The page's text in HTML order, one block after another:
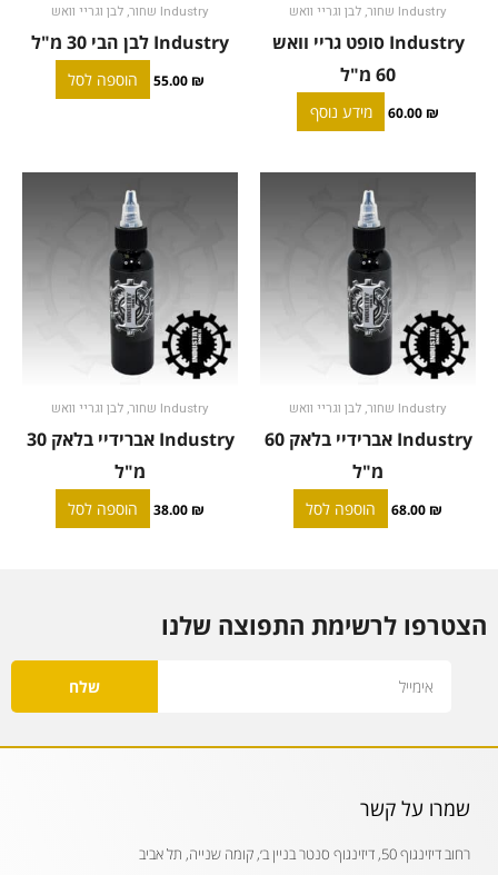
Industry שחור, לבן וגריי וואש
Industry סופט גריי וואש
60 מ"ל
60.00 ₪ מידע נוסף
Industry שחור, לבן וגריי וואש
Industry לבן הבי 30 מ"ל
55.00 ₪ הוספה לסל
Industry שחור, לבן וגריי וואש
Industry אברידיי בלאק 60
מ"ל
68.00 ₪ הוספה לסל
Industry שחור, לבן וגריי וואש
Industry אברידיי בלאק 30
מ"ל
38.00 ₪ הוספה לסל
הצטרפו לרשימת התפוצה שלנו
שלח
שמרו על קשר
רחוב דיזינגוף 50, דיזינגוף סנטר בניין ב׳, קומה שנייה, תל אביב